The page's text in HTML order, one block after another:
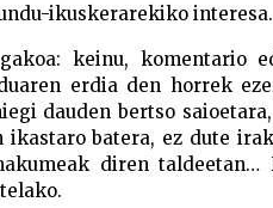
ikuskerarekiko interesa.
keinu, komentario
erdia den horrek
dauden bertso
ikastaro batera, ez dute
diren